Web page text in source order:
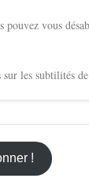
vous
les subtilités
!